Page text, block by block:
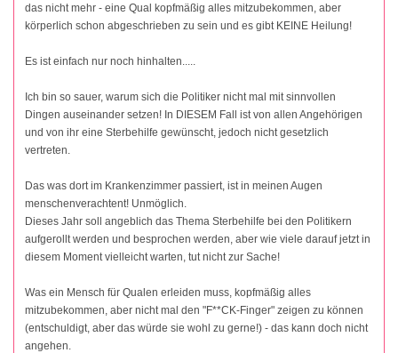
das nicht mehr - eine Qual kopfmäßig alles mitzubekommen, aber
körperlich schon abgeschrieben zu sein und es gibt KEINE Heilung!
Es ist einfach nur noch hinhalten.....
Ich bin so sauer, warum sich die Politiker nicht mal mit sinnvollen
Dingen auseinander setzen! In DIESEM Fall ist von allen Angehörigen
und von ihr eine Sterbehilfe gewünscht, jedoch nicht gesetzlich
vertreten.
Das was dort im Krankenzimmer passiert, ist in meinen Augen
menschenverachtent! Unmöglich.
Dieses Jahr soll angeblich das Thema Sterbehilfe bei den Politikern
aufgerollt werden und besprochen werden, aber wie viele darauf jetzt in
diesem Moment vielleicht warten, tut nicht zur Sache!
Was ein Mensch für Qualen erleiden muss, kopfmäßig alles
mitzubekommen, aber nicht mal den "F**CK-Finger" zeigen zu können
(entschuldigt, aber das würde sie wohl zu gerne!) - das kann doch nicht
angehen.